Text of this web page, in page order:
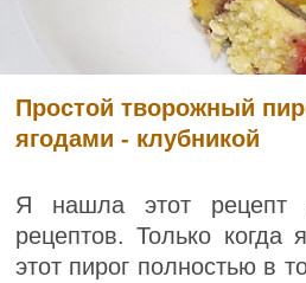
Простой творожный
ягодами - клубникой
Я нашла этот рецепт
рецептов. Только когда
этот пирог полностью в